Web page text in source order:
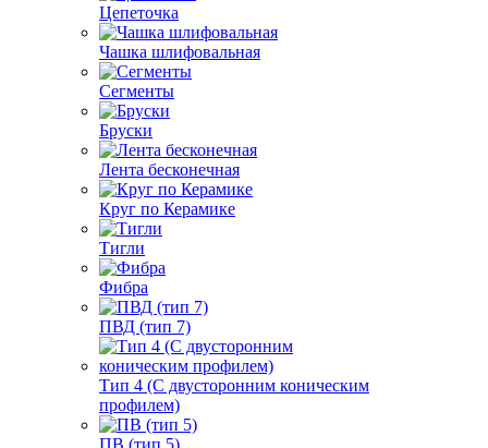
Цепеточка
Чашка шлифовальная
Сегменты
Бруски
Лента бесконечная
Круг по Керамике
Тигли
Фибра
ПВД (тип 7)
Тип 4 (С двусторонним коническим
профилем)
ПВ (тип 5)